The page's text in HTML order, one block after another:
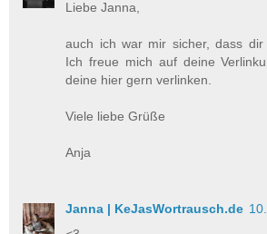
Liebe Janna,
auch ich war mir sicher, dass dir
Ich freue mich auf deine
deine hier gern verlinken.
Viele liebe Grüße
Anja
Janna | KeJasWortrausch.de